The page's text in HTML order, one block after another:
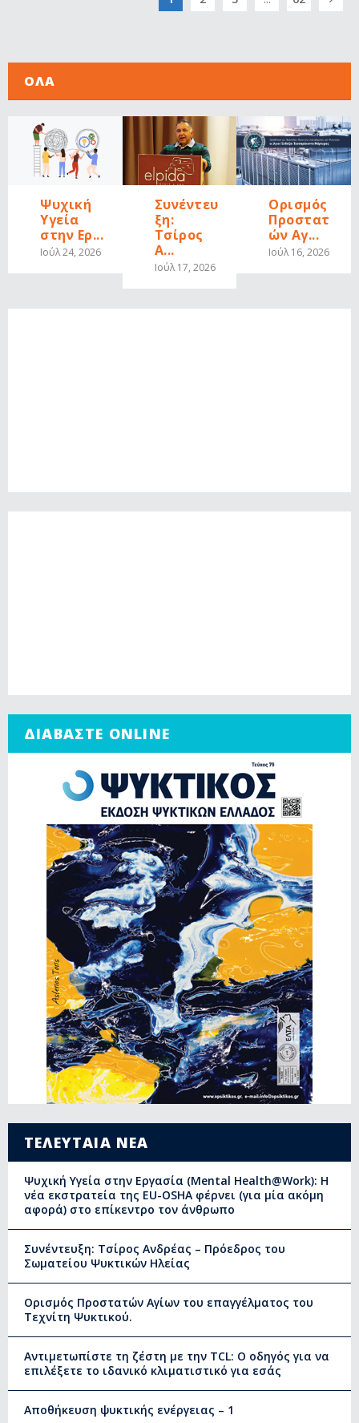
ΟΛΑ
Ψυχική
Υγεία
στην Ερ...
Ιούλ 24, 2026
Συνέντευ
ξη:
Τσίρος
Α...
Ιούλ 17, 2026
Ορισμός
Προστατ
ών Αγ...
Ιούλ 16, 2026
ΔΙΑΒΑΣΤΕ ONLINE
ΤΕΛΕΥΤΑΙΑ ΝΕΑ
Ψυχική Υγεία στην Εργασία (Mental Health@Work): Η
νέα εκστρατεία της EU-OSHA φέρνει (για μία ακόμη
αφορά) στο επίκεντρο τον άνθρωπο
Συνέντευξη: Τσίρος Ανδρέας – Πρόεδρος του
Σωματείου Ψυκτικών Ηλείας
Ορισμός Προστατών Αγίων του επαγγέλματος του
Τεχνίτη Ψυκτικού.
Αντιμετωπίστε τη ζέστη με την TCL: Ο οδηγός για να
επιλέξετε το ιδανικό κλιματιστικό για εσάς
Αποθήκευση ψυκτικής ενέργειας – 1